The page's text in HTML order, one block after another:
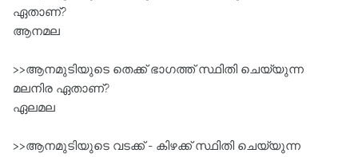
ഏതാണ്?
ആനമല
>>ആനമുടിയുടെ തെക്ക് ഭാഗത്ത് സ്ഥിതി ചെയ്യുന്ന
മലനിര ഏതാണ്?
ഏലമല
>>ആനമുടിയുടെ വടക്ക് - കിഴക്ക് സ്ഥിതി ചെയ്യുന്ന